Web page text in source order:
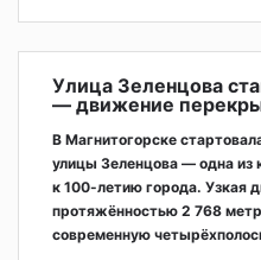
Улица Зеленцова
— движение
В Магнитогорске
улицы Зеленцова — одна
к 100-летию города. Узкая
протяжённостью 2 768
современную